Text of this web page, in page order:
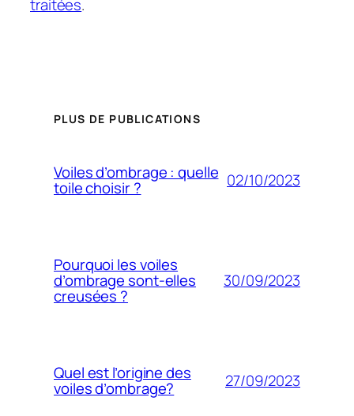
traitées.
PLUS DE PUBLICATIONS
Voiles d’ombrage : quelle
toile choisir ? 02/10/2023
Pourquoi les voiles
d’ombrage sont-elles
creusées ?
30/09/2023
Quel est l’origine des
voiles d’ombrage? 27/09/2023